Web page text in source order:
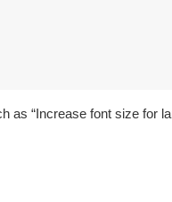
as “Increase font size